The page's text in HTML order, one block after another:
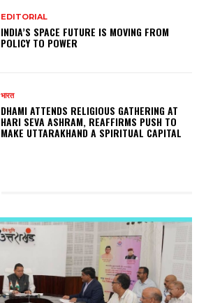
EDITORIAL
INDIA’S SPACE FUTURE IS MOVING FROM
POLICY TO POWER
भारत
DHAMI ATTENDS RELIGIOUS GATHERING AT
HARI SEVA ASHRAM, REAFFIRMS PUSH TO
MAKE UTTARAKHAND A SPIRITUAL CAPITAL